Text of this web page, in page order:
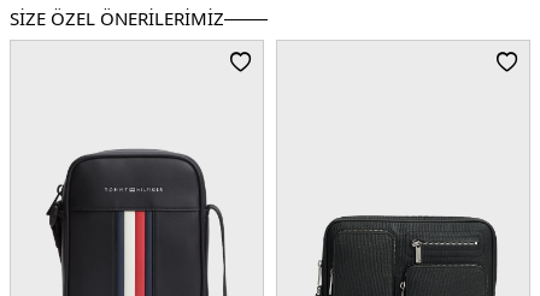
SİZE ÖZEL ÖNERİLERİMİZ